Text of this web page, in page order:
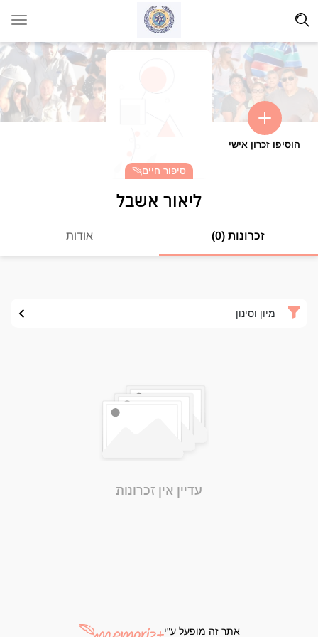
הוסיפו זכרון אישי
סיפור חיים
ליאור אשבל
זכרונות (0) אודות
מיון וסינון
עדיין אין זכרונות
אתר זה מופעל ע"י